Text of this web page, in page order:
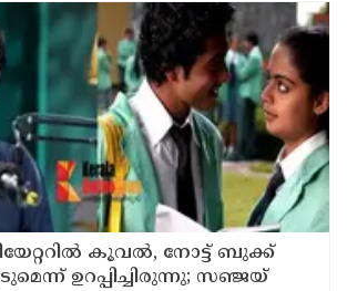
കൂവല്‍, നോട്ട് ബുക്ക്
ഉറപ്പിച്ചിരുന്നു; സഞ്ജയ്